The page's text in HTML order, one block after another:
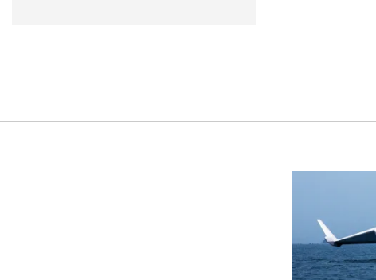
يحدث في دوران الأرض؟